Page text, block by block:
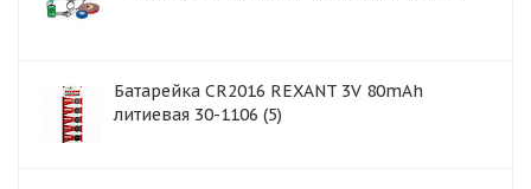
Батарейка CR2016 REXANT 3V 80mAh
литиевая 30-1106 (5)